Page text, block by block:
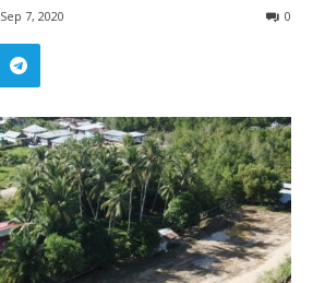
Sep 7, 2020 0